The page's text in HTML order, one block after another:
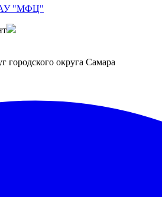
МАУ "МФЦ"
городского округа Самара